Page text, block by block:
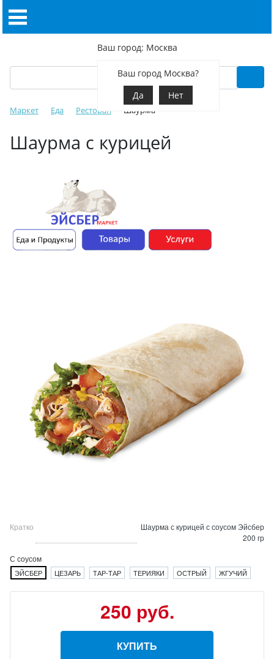
Ваш город: Москва
Ваш город Москва?
Да
Нет
Маркет Еда Ресторан Шаурма
Шаурма с курицей
Кратко
Шаурма с курицей с соусом Эйсбер
200 гр
С соусом
ЭЙСБЕР ЦЕЗАРЬ ТАР-ТАР ТЕРИЯКИ ОСТРЫЙ ЖГУЧИЙ
250 руб.
КУПИТЬ